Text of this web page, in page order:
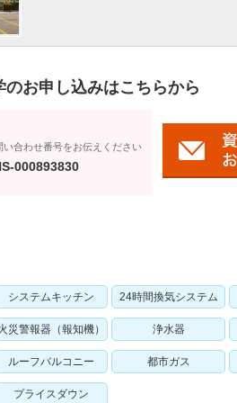
お申し込みはこちらから
い合わせ番号をお伝えください
000893830
システムキッチン 24時間換気システム
災警報器（報知機） 浄水器
ルーフバルコニー 都市ガス
プライスダウン